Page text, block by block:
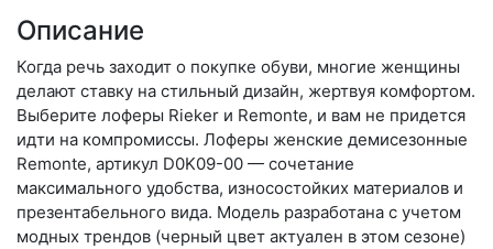
Описание
Когда речь заходит о покупке обуви, многие женщины
делают ставку на стильный дизайн, жертвуя комфортом.
Выберите ло­феры Rieker и Remonte, и вам не придется
идти на компромиссы. Лоферы женские демисезонные
Remonte, артикул D0K09-00 — сочетание
максимального удобства, износостойких материалов и
презентабельного вида. Модель разработана с учетом
модных трендов (чер­ный цвет актуален в этом сезоне)